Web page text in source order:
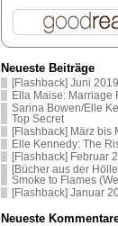
Neueste Beiträge
[Flashback] Juni 2019
Ella Maise: Marriage
Sarina Bowen/Elle
Top Secret
[Flashback] März bis
Elle Kennedy: The
[Flashback] Februar
[Bücher aus der
Smoke to Flames
[Flashback] Januar
Neueste